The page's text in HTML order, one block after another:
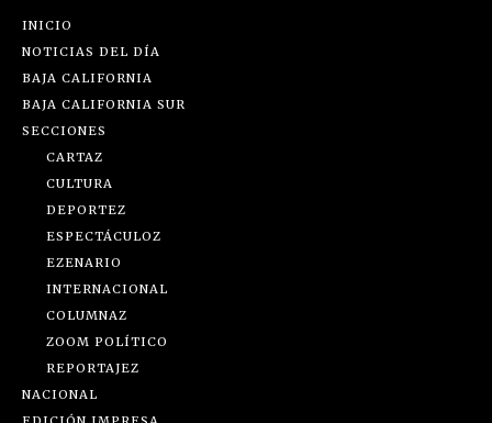
INICIO
NOTICIAS DEL DÍA
BAJA CALIFORNIA
BAJA CALIFORNIA SUR
SECCIONES
CARTAZ
CULTURA
DEPORTEZ
ESPECTÁCULOZ
EZENARIO
INTERNACIONAL
COLUMNAZ
ZOOM POLÍTICO
REPORTAJEZ
NACIONAL